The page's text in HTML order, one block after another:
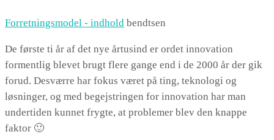
Forretningsmodel - indhold bendtsen
De første ti år af det nye årtusind er ordet innovation
formentlig blevet brugt flere gange end i de 2000 år der gik
forud. Desværre har fokus været på ting, teknologi og
løsninger, og med begejstringen for innovation har man
undertiden kunnet frygte, at problemer blev den knappe
faktor 🙂